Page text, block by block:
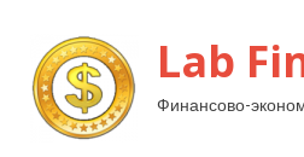
Lab
Финансово-